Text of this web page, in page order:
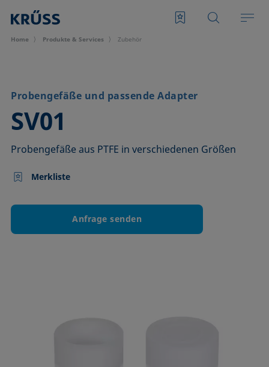
Home Produkte & Services Zubehör
Probengefäße und passende Adapter
SV01
–
Probengefäße aus PTFE in verschiedenen Größen
Merkliste
Anfrage senden